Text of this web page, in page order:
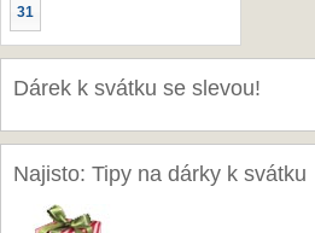
31
Dárek k svátku se slevou!
Najisto: Tipy na dárky k svátku